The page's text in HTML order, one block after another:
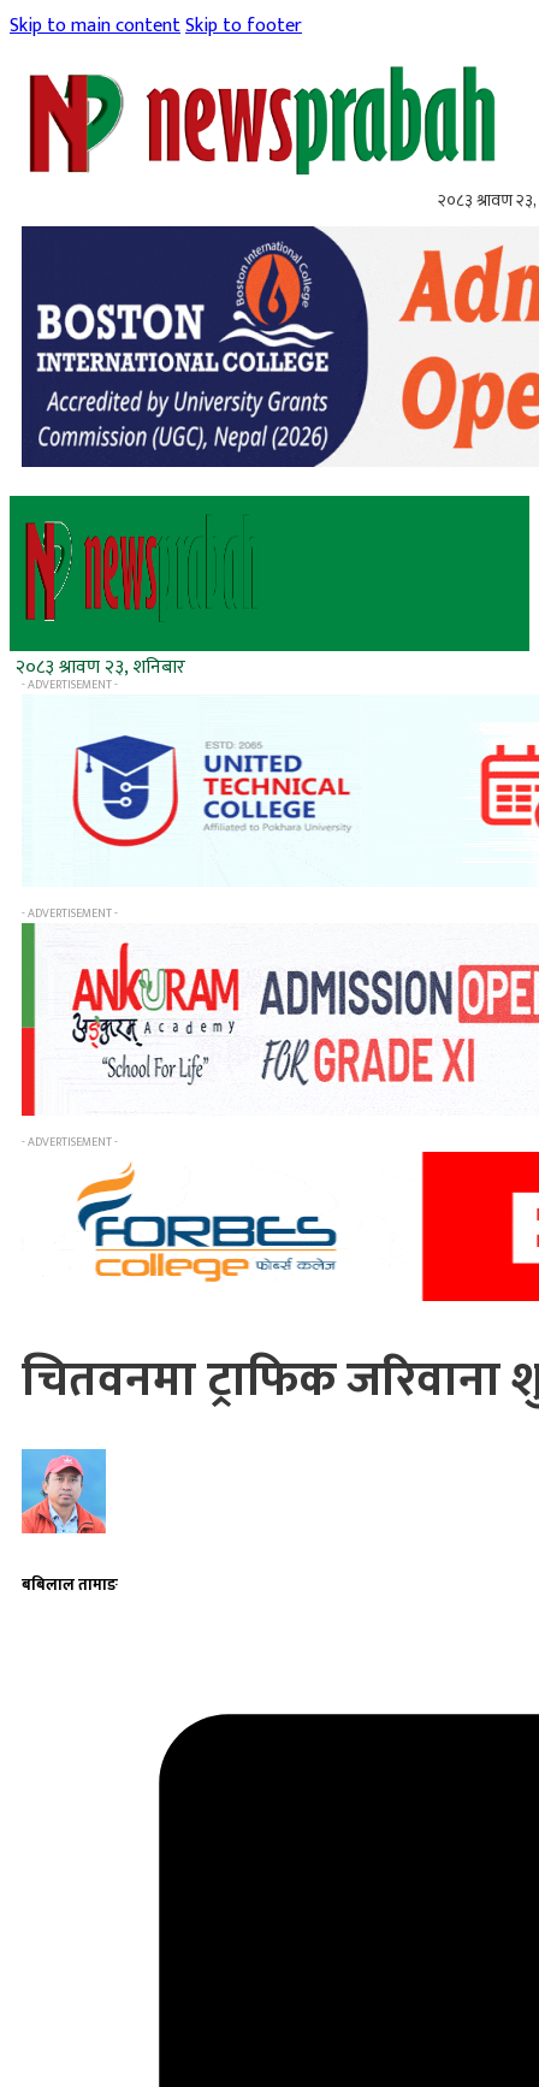
Skip to main contentSkip to footer
२०८३ श्रावण २३,
२०८३ श्रावण २३, शनिबार
- ADVERTISEMENT -
- ADVERTISEMENT -
- ADVERTISEMENT -
चितवनमा ट्राफिक
बबिलाल तामाङ